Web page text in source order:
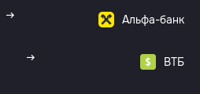
Альфа-банк
ВТБ